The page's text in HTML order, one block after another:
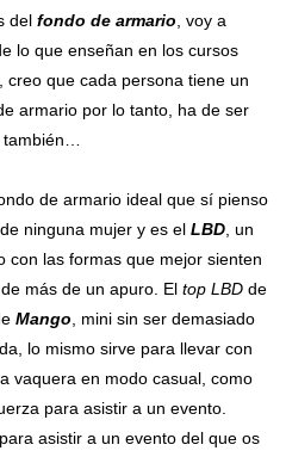
del fondo de armario, voy a
lo que enseñan en los cursos
creo que cada persona tiene un
armario por lo tanto, ha de ser
también…
de armario ideal que sí pienso
ninguna mujer y es el LBD, un
con las formas que mejor sienten
más de un apuro. El top LBD de
Mango, mini sin ser demasiado
lo mismo sirve para llevar con
vaquera en modo casual, como
para asistir a un evento.
asistir a un evento del que os